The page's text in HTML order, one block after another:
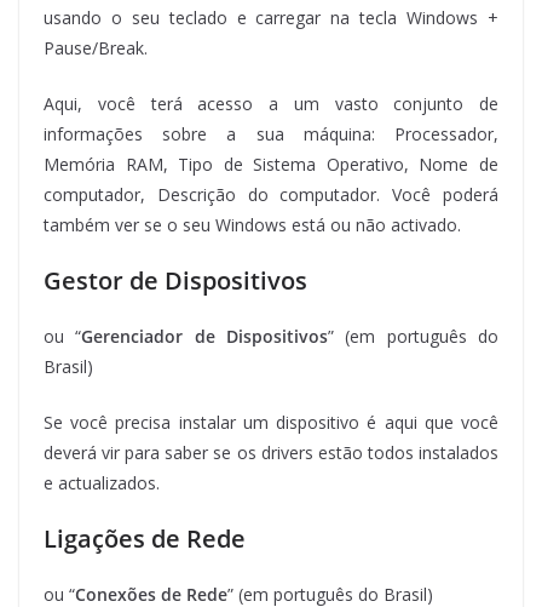
usando o seu teclado e carregar na tecla Windows +
Pause/Break.
Aqui, você terá acesso a um vasto conjunto de
informações sobre a sua máquina: Processador,
Memória RAM, Tipo de Sistema Operativo, Nome de
computador, Descrição do computador. Você poderá
também ver se o seu Windows está ou não activado.
Gestor de Dispositivos
ou “Gerenciador de Dispositivos” (em português do
Brasil)
Se você precisa instalar um dispositivo é aqui que você
deverá vir para saber se os drivers estão todos instalados
e actualizados.
Ligações de Rede
ou “Conexões de Rede” (em português do Brasil)